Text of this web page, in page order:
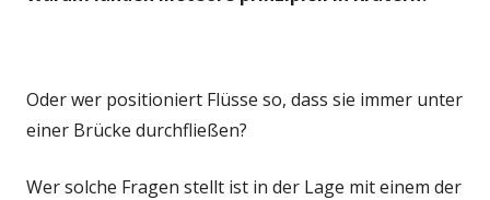
Oder wer positioniert Flüsse so, dass sie immer unter
einer Brücke durchfließen?
Wer solche Fragen stellt ist in der Lage mit einem der